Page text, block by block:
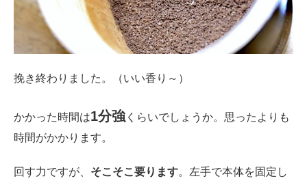
挽き終わりました。（いい香り～）
かかった時間は1分強 くらいでしょうか。思ったよりも
時間がかかります。
回す力ですが、 そこそこ要ります。左手で本体を固定し